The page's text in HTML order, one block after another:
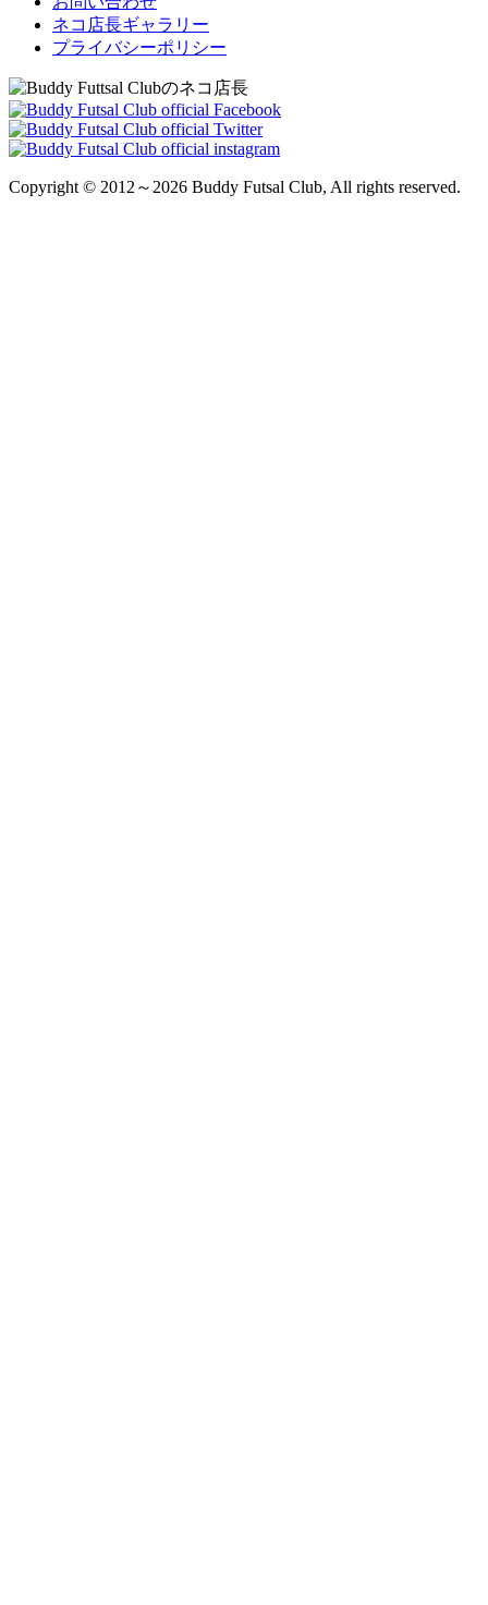
ネコ店長ギャラリー
プライバシーポリシー
Copyright © 2012～2026 Buddy Futsal Club, All rights reserved.